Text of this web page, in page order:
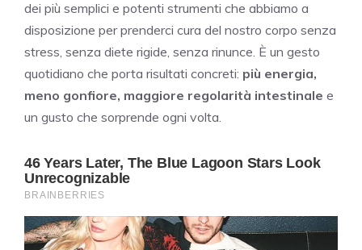
dei più semplici e potenti strumenti che abbiamo a
disposizione per prenderci cura del nostro corpo senza
stress, senza diete rigide, senza rinunce. È un gesto
quotidiano che porta risultati concreti: più energia,
meno gonfiore, maggiore regolarità intestinale e
un gusto che sorprende ogni volta.